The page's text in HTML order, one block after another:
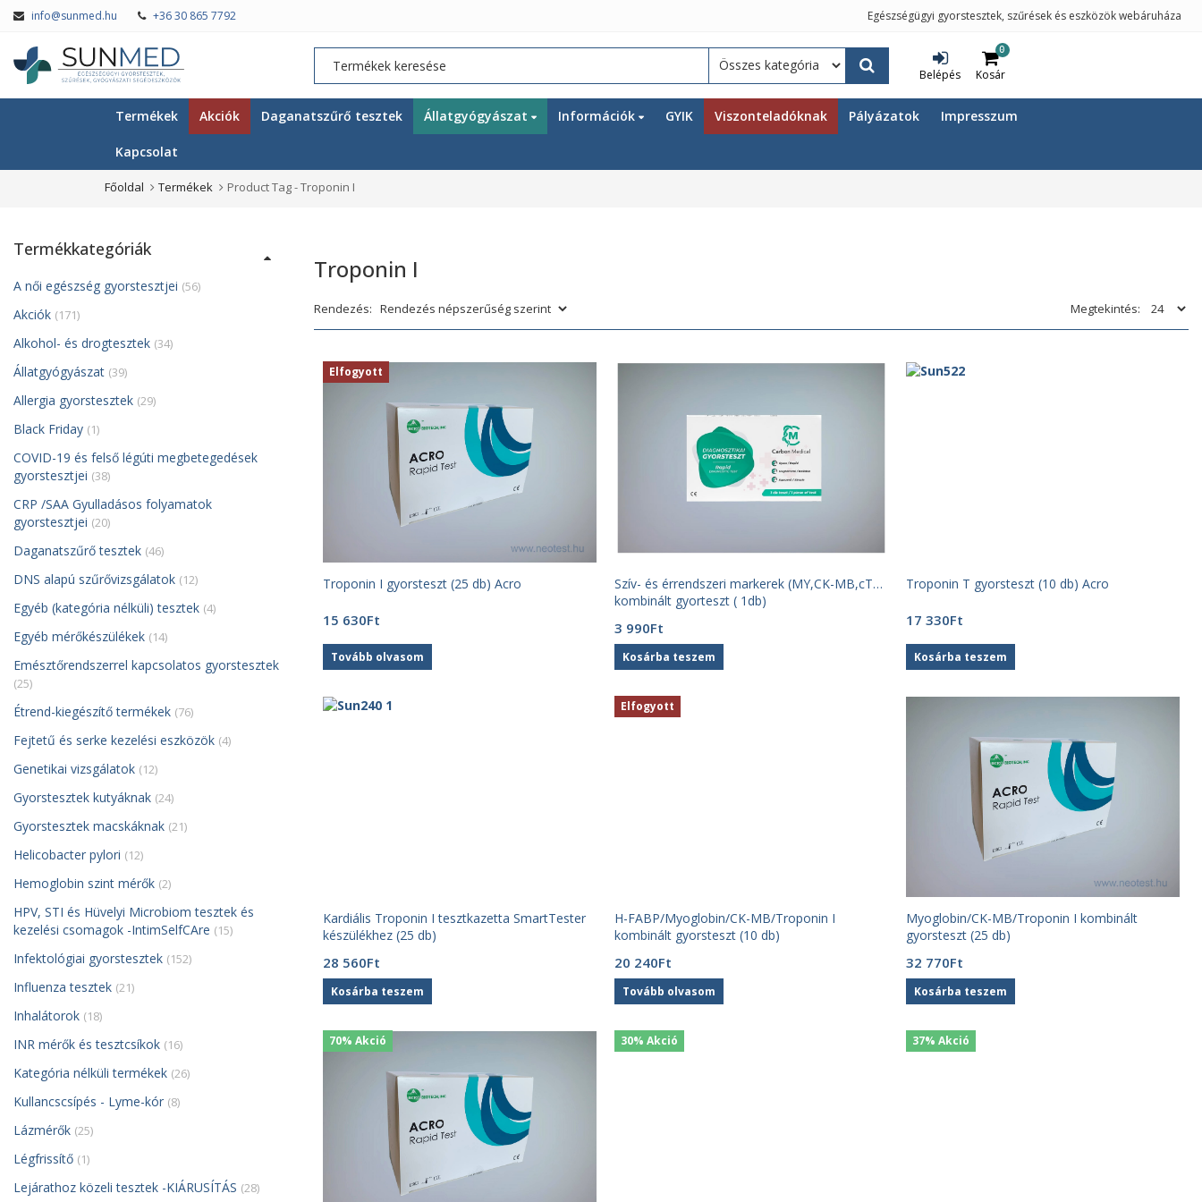
info@sunmed.hu +36 30 865 7792 Egészségügyi gyorstesztek, szűrések és eszközök webáruháza
Belépés
0
Kosár
Termékek Akciók Daganatszűrő tesztek Állatgyógyászat Információk GYIK Viszonteladóknak Pályázatok Impresszum
Kapcsolat
Főoldal Termékek Product Tag -Troponin I
Troponin I
Rendezés: Megtekintés:
Elfogyott
Troponin I gyorsteszt (25 db) Acro
15 630Ft
Tovább olvasom
Szív- és érrendszeri markerek (MY,CK-MB,cTnI)
kombinált gyorteszt ( 1db)
3 990Ft
Kosárba teszem
Troponin T gyorsteszt (10 db) Acro
17 330Ft
Kosárba teszem
Kardiális Troponin I tesztkazetta SmartTester
készülékhez (25 db)
28 560Ft
Kosárba teszem
Elfogyott
H-FABP/Myoglobin/CK-MB/Troponin I
kombinált gyorsteszt (10 db)
20 240Ft
Tovább olvasom
Myoglobin/CK-MB/Troponin I kombinált
gyorsteszt (25 db)
32 770Ft
Kosárba teszem
70% Akció 30% Akció 37% Akció
Termékkategóriák
A női egészség gyorstesztjei (56)
Akciók (171)
Alkohol- és drogtesztek (34)
Állatgyógyászat (39)
Allergia gyorstesztek (29)
Black Friday (1)
COVID-19 és felső légúti megbetegedések
gyorstesztjei (38)
CRP /SAA Gyulladásos folyamatok
gyorstesztjei (20)
Daganatszűrő tesztek (46)
DNS alapú szűrővizsgálatok (12)
Egyéb (kategória nélküli) tesztek (4)
Egyéb mérőkészülékek (14)
Emésztőrendszerrel kapcsolatos gyorstesztek
(25)
Étrend-kiegészítő termékek (76)
Fejtetű és serke kezelési eszközök (4)
Genetikai vizsgálatok (12)
Gyorstesztek kutyáknak (24)
Gyorstesztek macskáknak (21)
Helicobacter pylori (12)
Hemoglobin szint mérők (2)
HPV, STI és Hüvelyi Microbiom tesztek és
kezelési csomagok -IntimSelfCAre (15)
Infektológiai gyorstesztek (152)
Influenza tesztek (21)
Inhalátorok (18)
INR mérők és tesztcsíkok (16)
Kategória nélküli termékek (26)
Kullancscsípés - Lyme-kór (8)
Lázmérők (25)
Légfrissítő (1)
Lejárathoz közeli tesztek -KIÁRUSÍTÁS (28)